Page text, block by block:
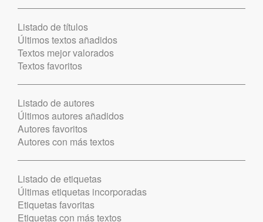
Listado de títulos
Últimos textos añadidos
Textos mejor valorados
Textos favoritos
Listado de autores
Últimos autores añadidos
Autores favoritos
Autores con más textos
Listado de etiquetas
Últimas etiquetas incorporadas
Etiquetas favoritas
Etiquetas con más textos